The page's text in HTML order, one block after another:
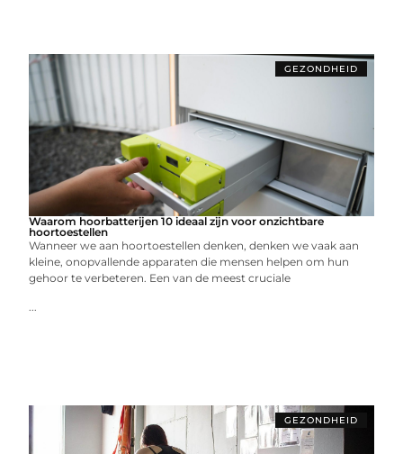
GEZONDHEID
Waarom hoorbatterijen 10 ideaal zijn voor onzichtbare
hoortoestellen
Wanneer we aan hoortoestellen denken, denken we vaak aan
kleine, onopvallende apparaten die mensen helpen om hun
gehoor te verbeteren. Een van de meest cruciale
...
GEZONDHEID